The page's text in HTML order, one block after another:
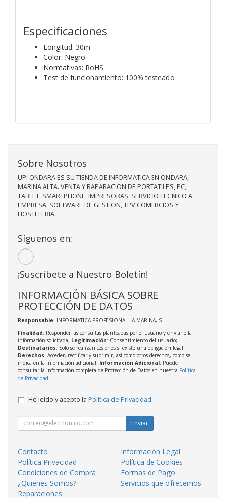
Especificaciones
Longitud: 30m
Color: Negro
Normativas: RoHS
Test de funcionamiento: 100% testeado
Sobre Nosotros
UPI ONDARA ES SU TIENDA DE INFORMATICA EN ONDARA,
MARINA ALTA. VENTA Y RAPARACION DE PORTATILES, PC,
TABLET, SMARTPHONE, IMPRESORAS. SERVICIO TECNICO A
EMPRESA, SOFTWARE DE GESTION, TPV COMERCIOS Y
HOSTELERIA.
Síguenos en:
¡Suscríbete a Nuestro Boletín!
INFORMACIÓN BÁSICA SOBRE
PROTECCIÓN DE DATOS
Responsable: INFORMATICA PROFESIONAL LA MARINA, S.L.
Finalidad: Responder las consultas planteadas por el usuario y enviarle la
información solicitada; Legitimación: Consentimiento del usuario;
Destinatarios: Solo se realizan cesiones si existe una obligación legal;
Derechos: Acceder, rectificar y suprimir, así como otros derechos, como se
indica en la información adicional; Información Adicional: Puede
consultar la información completa de Protección de Datos en nuestra Política
de Privacidad
He leído y acepto la Política de Privacidad.
Enviar
Contacto
Información Legal
Política Privacidad
Política de Cookies
Condiciones de Compra
Formas de Pago
¿Quienes Somos?
Servicios que ofrecemos
Reparaciones